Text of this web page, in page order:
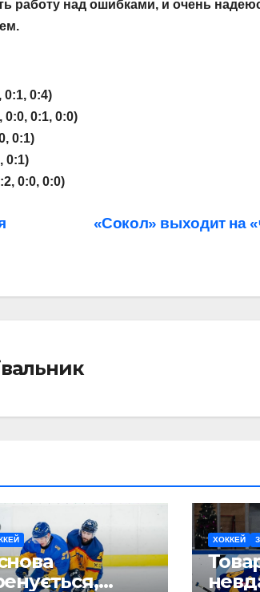
работу над ошибками, и очень
0:1, 0:4)
0:0, 0:1, 0:0)
0:1)
0:1)
0:0, 0:0)
«Сокол» выходит на
ХОККЕЙ